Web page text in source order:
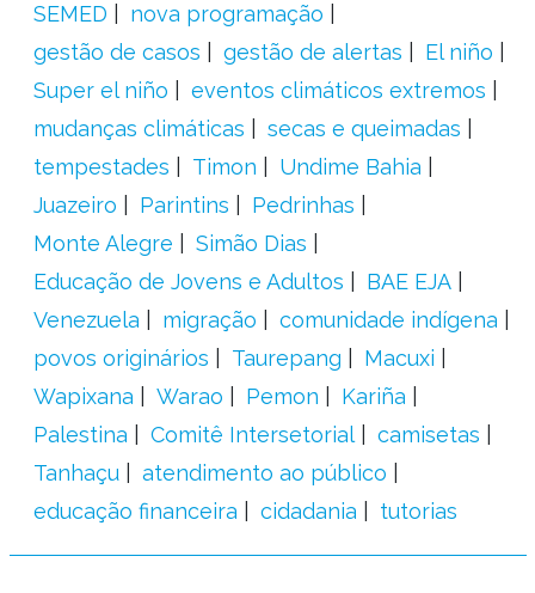
SEMED
nova programação
gestão de casos
gestão de alertas
El niño
Super el niño
eventos climáticos extremos
mudanças climáticas
secas e queimadas
tempestades
Timon
Undime Bahia
Juazeiro
Parintins
Pedrinhas
Monte Alegre
Simão Dias
Educação de Jovens e Adultos
BAE EJA
Venezuela
migração
comunidade indígena
povos originários
Taurepang
Macuxi
Wapixana
Warao Pemon
Kariña
Palestina
Comitê Intersetorial
camisetas
Tanhaçu
atendimento ao público
educação financeira
cidadania tutorias